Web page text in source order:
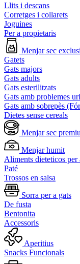
Llits i descans
Corretges i collarets
Joguines
Per a propietaris
Menjar sec
Gatets
Gats majors
Gats adults
Gats esterilitzats
Gats amb problemes
Gats amb sobrepès
Dietes sense cereals
Menjar sec
Menjar humit
Aliments dieteticos per
Paté
Trossos en salsa
Sorra per a gats
De fusta
Bentonita
Accessoris
Aperitius
Snacks Funcionals